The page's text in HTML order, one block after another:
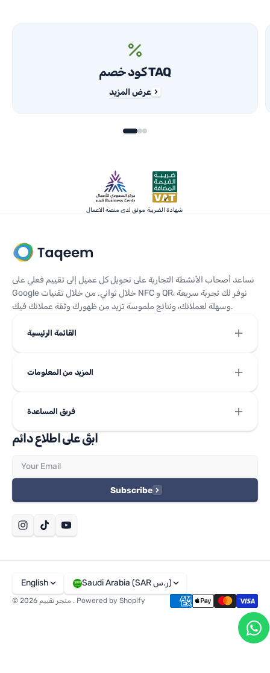
كود خصم TAQ
عرض المزيد
موثق لدى منصة الاعمال شهادة الضريبة
نساعد أصحاب الأنشطة التجارية على تحويل كل عميل إلى تقييم فعلي على
Google خلال ثواني. من خلال تقنيات NFC و QR، نوفر لك تجربة سريعة
وسهلة لعملائك، ونتائج ملموسة تزيد من ظهورك وثقة عملائك فيك.
القائمة الرئيسية
المزيد من المعلومات
فريق المساعدة
ابقَ على اطلاع دائم
Email Subscribe
© 2026 . Powered by Shopify
English Saudi Arabia (SAR ر.س)